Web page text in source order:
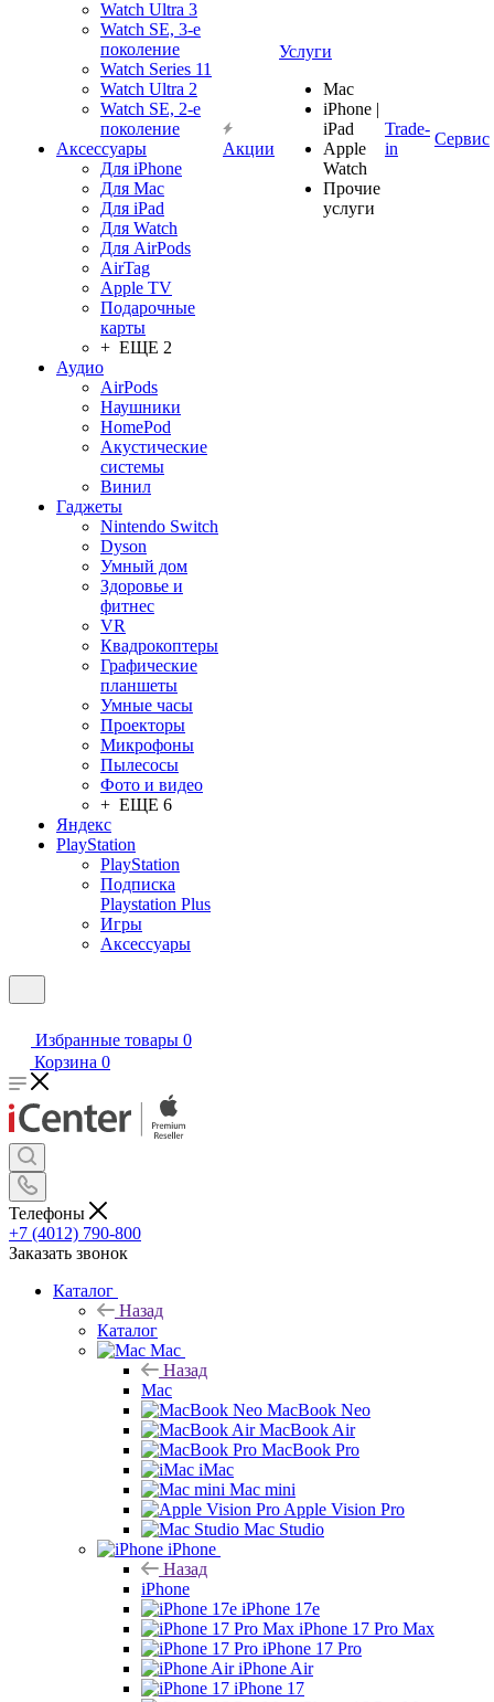
Watch Ultra 3
Watch SE, 3-е
поколение
Watch Series 11
Watch Ultra 2
Watch SE, 2-е
поколение
Аксессуары
Для iPhone
Для Mac
Для iPad
Для Watch
Для AirPods
AirTag
Apple TV
Подарочные
карты
+ ЕЩЕ 2
Аудио
AirPods
Наушники
HomePod
Акустические
системы
Винил
Гаджеты
Nintendo Switch
Dyson
Умный дом
Здоровье и
фитнес
VR
Квадрокоптеры
Графические
планшеты
Умные часы
Проекторы
Микрофоны
Пылесосы
Фото и видео
+ ЕЩЕ 6
Яндекс
PlayStation
PlayStation
Подписка
Playstation Plus
Игры
Аксессуары
Акции
Услуги
Mac
iPhone |
iPad
Apple
Watch
Прочие
услуги
Trade-
in
Сервис
Избранные товары 0
Корзина 0
Телефоны
+7 (4012) 790-800
Заказать звонок
Каталог
Назад
Каталог
Mac
Назад
Mac
MacBook Neo
MacBook Air
MacBook Pro
iMac
Mac mini
Apple Vision Pro
Mac Studio
iPhone
Назад
iPhone
iPhone 17e
iPhone 17 Pro Max
iPhone 17 Pro
iPhone Air
iPhone 17